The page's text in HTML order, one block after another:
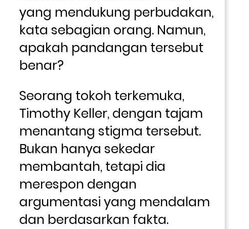
yang mendukung perbudakan,
kata sebagian orang. Namun,
apakah pandangan tersebut
benar?
Seorang tokoh terkemuka,
Timothy Keller, dengan tajam
menantang stigma tersebut.
Bukan hanya sekedar
membantah, tetapi dia
merespon dengan
argumentasi yang mendalam
dan berdasarkan fakta.